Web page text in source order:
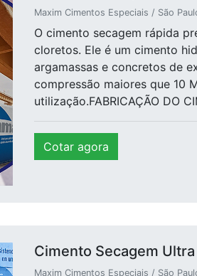
Maxim Cimentos Especiais / São
O cimento secagem rápida
cloretos. Ele é um cimento
argamassas e concretos de
compressão maiores que 10
utilização.FABRICAÇÃO DO
Cotar agora
Cimento Secagem Ultra
Maxim Cimentos Especiais / São